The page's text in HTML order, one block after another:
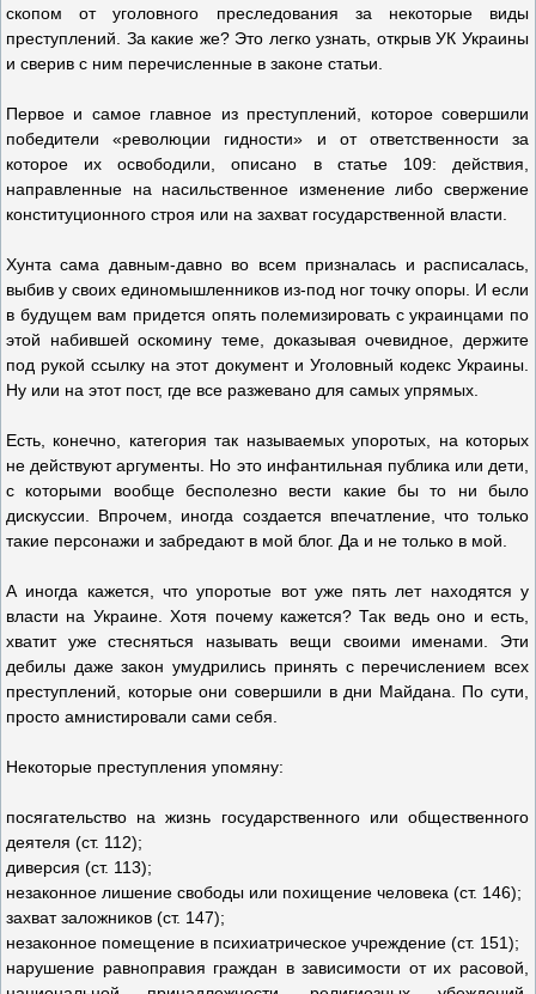
скопом от уголовного преследования за некоторые виды
преступлений. За какие же? Это легко узнать, открыв УК Украины
и сверив с ним перечисленные в законе статьи.
Первое и самое главное из преступлений, которое совершили
победители «революции гидности» и от ответственности за
которое их освободили, описано в статье 109: действия,
направленные на насильственное изменение либо свержение
конституционного строя или на захват государственной власти.
Хунта сама давным-давно во всем призналась и расписалась,
выбив у своих единомышленников из-под ног точку опоры. И если
в будущем вам придется опять полемизировать с украинцами по
этой набившей оскомину теме, доказывая очевидное, держите
под рукой ссылку на этот документ и Уголовный кодекс Украины.
Ну или на этот пост, где все разжевано для самых упрямых.
Есть, конечно, категория так называемых упоротых, на которых
не действуют аргументы. Но это инфантильная публика или дети,
с которыми вообще бесполезно вести какие бы то ни было
дискуссии. Впрочем, иногда создается впечатление, что только
такие персонажи и забредают в мой блог. Да и не только в мой.
А иногда кажется, что упоротые вот уже пять лет находятся у
власти на Украине. Хотя почему кажется? Так ведь оно и есть,
хватит уже стесняться называть вещи своими именами. Эти
дебилы даже закон умудрились принять с перечислением всех
преступлений, которые они совершили в дни Майдана. По сути,
просто амнистировали сами себя.
Некоторые преступления упомяну:
посягательство на жизнь государственного или общественного
деятеля (ст. 112);
диверсия (ст. 113);
незаконное лишение свободы или похищение человека (ст. 146);
захват заложников (ст. 147);
незаконное помещение в психиатрическое учреждение (ст. 151);
нарушение равноправия граждан в зависимости от их расовой,